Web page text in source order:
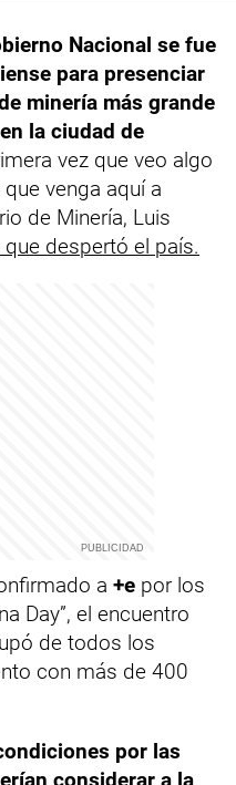
Nacional se fue
para presenciar
minería más grande
la ciudad de
vez que veo algo
venga aquí a
de Minería, Luis
que despertó el país.
a +e por los
Day”, el encuentro
de todos los
con más de 400
por las